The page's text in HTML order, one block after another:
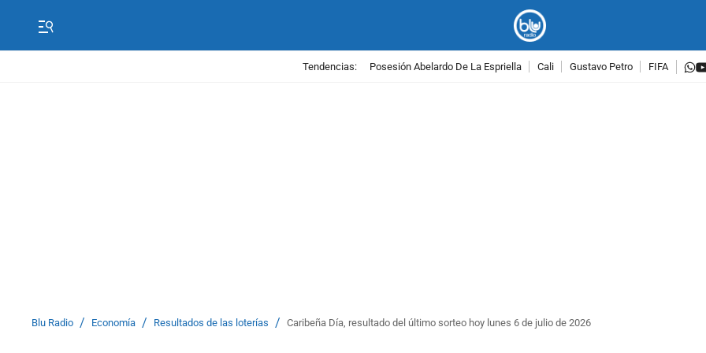
Tendencias: Posesión Abelardo De La Espriella Cali Gustavo Petro FIFA
Blu Radio / Economía / Resultados de las loterías / Caribeña Día, resultado del último sorteo hoy lunes 6 de julio de 2026